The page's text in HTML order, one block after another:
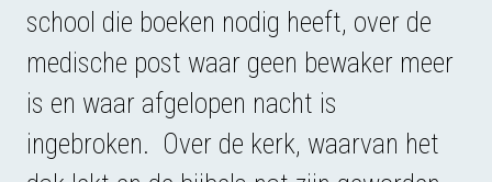
school die boeken nodig heeft, over de
medische post waar geen bewaker meer
is en waar afgelopen nacht is
ingebroken. Over de kerk, waarvan het